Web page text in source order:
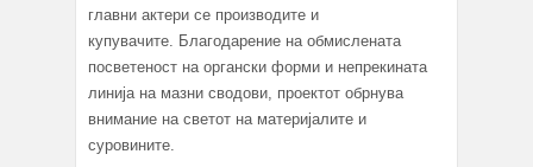
главни актери се производите и
купувачите. Благодарение на обмислената
посветеност на органски форми и непрекината
линија на мазни сводови, проектот обрнува
внимание на светот на материјалите и
суровините.